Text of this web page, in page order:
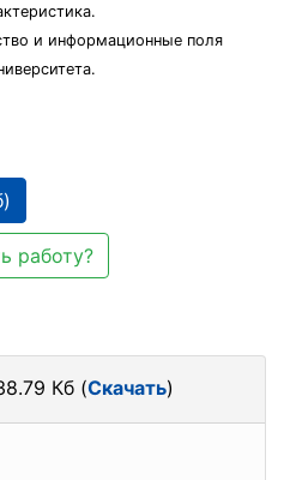
и информационные поля
работу?
Кб (Скачать)